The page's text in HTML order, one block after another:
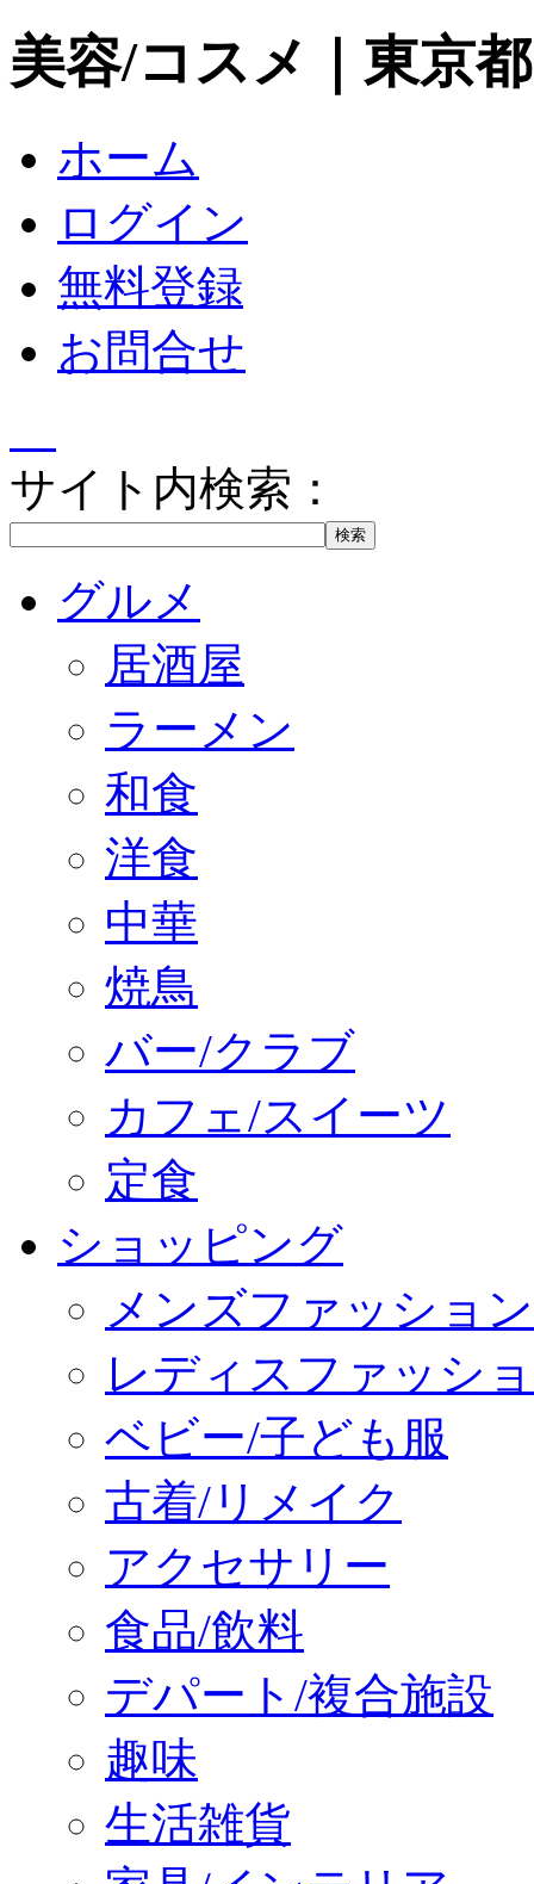
美容/コスメ｜東京
ホーム
ログイン
無料登録
お問合せ
サイト内検索：
グルメ
居酒屋
ラーメン
和食
洋食
中華
焼鳥
バー/クラブ
カフェ/スイーツ
定食
ショッピング
メンズファッション
レディスファッシ
ベビー/子ども服
古着/リメイク
アクセサリー
食品/飲料
デパート/複合施設
趣味
生活雑貨